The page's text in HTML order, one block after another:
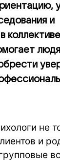
и
не
и